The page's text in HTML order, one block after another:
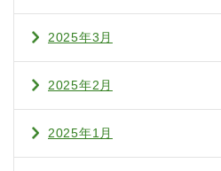
2025年3月
2025年2月
2025年1月